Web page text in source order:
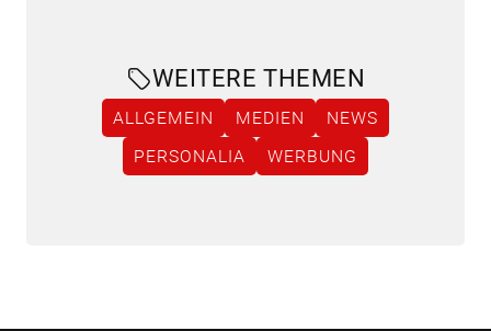
WEITERE THEMEN
ALLGEMEIN MEDIEN
NEWS
PERSONALIA
WERBUNG